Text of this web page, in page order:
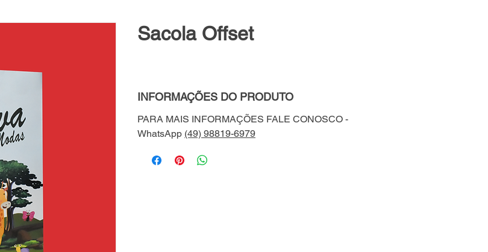
Sacola Offset
INFORMAÇÕES DO PRODUTO
PARA MAIS INFORMAÇÕES FALE CONOSCO -
WhatsApp (49) 98819-6979